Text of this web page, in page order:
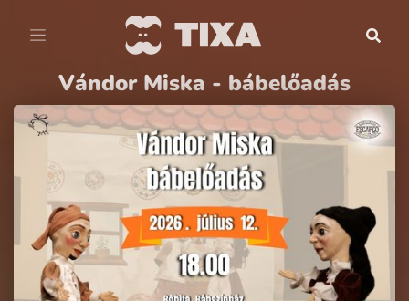
Vándor Miska - bábelőadás